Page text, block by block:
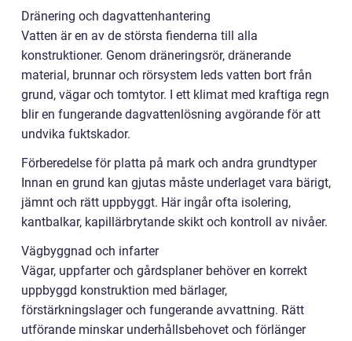
Dränering och dagvattenhantering
Vatten är en av de största fienderna till alla
konstruktioner. Genom dräneringsrör, dränerande
material, brunnar och rörsystem leds vatten bort från
grund, vägar och tomtytor. I ett klimat med kraftiga regn
blir en fungerande dagvattenlösning avgörande för att
undvika fuktskador.
Förberedelse för platta på mark och andra grundtyper
Innan en grund kan gjutas måste underlaget vara bärigt,
jämnt och rätt uppbyggt. Här ingår ofta isolering,
kantbalkar, kapillärbrytande skikt och kontroll av nivåer.
Vägbyggnad och infarter
Vägar, uppfarter och gårdsplaner behöver en korrekt
uppbyggd konstruktion med bärlager,
förstärkningslager och fungerande avvattning. Rätt
utförande minskar underhållsbehovet och förlänger